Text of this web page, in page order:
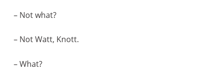
– Not what?
– Not Watt, Knott.
– What?